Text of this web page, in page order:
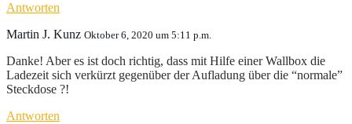
Antworten
Martin J. Kunz Oktober 6, 2020 um 5:11 p.m.
Danke! Aber es ist doch richtig, dass mit Hilfe einer Wallbox die
Ladezeit sich verkürzt gegenüber der Aufladung über die “normale”
Steckdose ?!
Antworten